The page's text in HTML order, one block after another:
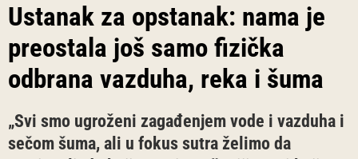
Ustanak za opstanak: nama je
preostala još samo fizička
odbrana vazduha, reka i šuma
„Svi smo ugroženi zagađenjem vode i vazduha i
sečom šuma, ali u fokus sutra želimo da